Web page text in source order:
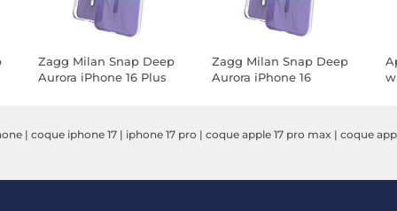
Zagg Milan Snap Deep
Aurora iPhone 16 Plus
Zagg Milan Snap Deep
Aurora iPhone 16
| coque iphone 17 | iphone 17 pro | coque apple 17 pro max | coque